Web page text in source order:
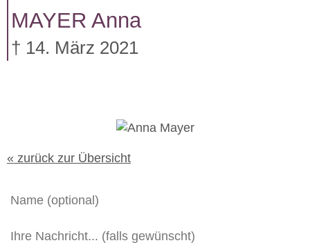
MAYERAnna
† 14. März 2021
« zurück zur Übersicht